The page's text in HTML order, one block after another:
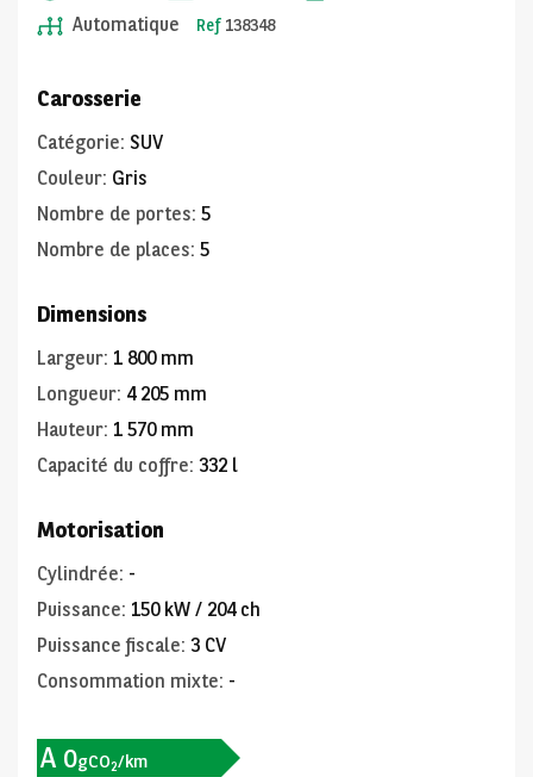
Automatique
Ref 138348
Carosserie
Catégorie: SUV
Couleur: Gris
Nombre de portes: 5
Nombre de places: 5
Dimensions
Largeur: 1 800 mm
Longueur: 4 205 mm
Hauteur: 1 570 mm
Capacité du coffre: 332 l
Motorisation
Cylindrée: -
Puissance: 150 kW / 204 ch
Puissance fiscale: 3 CV
Consommation mixte: -
A 0gCO2/km